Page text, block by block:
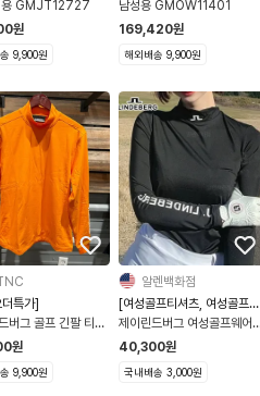
용 GMJT12727
원
9,900원
남성용 GMOW11401
169,420원
해외배송 9,900원
특가]
버그 골프 긴팔 티셔
용 AMJS09021
원
9,900원
알렌백화점
[여성골프티셔츠, 여성골프긴
팔티셔츠]
제이린드버그 여성골프웨어
아사 소프트 컴프레션 탑 긴팔
40,300원
국내배송 3,000원